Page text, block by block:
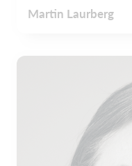
Martin Laurberg